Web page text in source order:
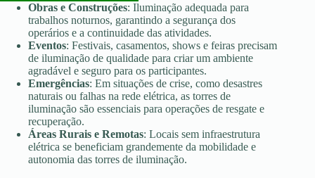
Obras e Construções: Iluminação adequada para
trabalhos noturnos, garantindo a segurança dos
operários e a continuidade das atividades.
Eventos: Festivais, casamentos, shows e feiras precisam
de iluminação de qualidade para criar um ambiente
agradável e seguro para os participantes.
Emergências: Em situações de crise, como desastres
naturais ou falhas na rede elétrica, as torres de
iluminação são essenciais para operações de resgate e
recuperação.
Áreas Rurais e Remotas: Locais sem infraestrutura
elétrica se beneficiam grandemente da mobilidade e
autonomia das torres de iluminação.